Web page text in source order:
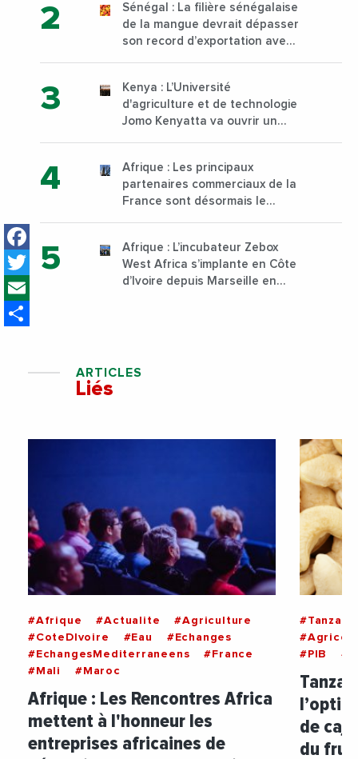
Facebook
Twitter
Sénégal : La filière sénégalaise
de la mangue devrait dépasser
son record d’exportation avec
Kenya : L’Université
d'agriculture et de technologie
Jomo Kenyatta va ouvrir un
sur son campus de Karen à
Nairobi dès janvier 2023
Afrique : Les principaux
partenaires commerciaux de la
France sont désormais le
Afrique : L’incubateur Zebox
West Africa s’implante en Côte
d’Ivoire depuis Marseille en
ARTICLES
Liés
#Afrique #Actualite
#Agriculture
#CoteDIvoire
#Eau
#Echanges
#EchangesMediterraneens
#France
#Mali
#Maroc
Afrique : Les Rencontres Africa
mettent à l'honneur les
entreprises africaines de
#PIB
de
du